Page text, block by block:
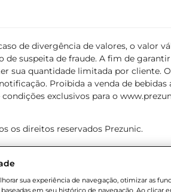
de divergência de valores, o valor
de suspeita de fraude. A fim de
sua quantidade limitada por cliente.
Proibida a venda de
exclusivos para o
os direitos reservados Prezunic.
sua experiência de navegação, otimizar as
baseadas em seu histórico de navegação. Ao